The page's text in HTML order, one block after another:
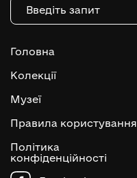
Головна
Колекції
Музеї
Правила користування
Політика
конфіденційності